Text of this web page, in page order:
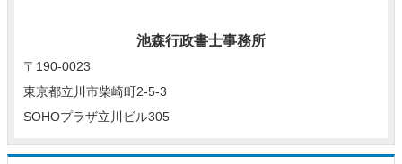
池森行政書士事務所
〒190-0023
東京都立川市柴崎町2-5-3
SOHOプラザ立川ビル305